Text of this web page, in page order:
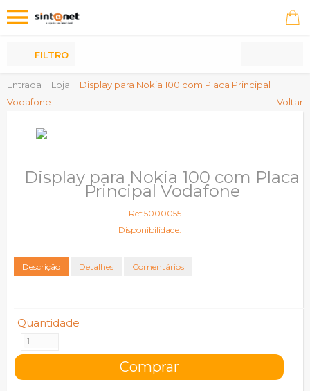
Produtos
Entrada Loja
Display para Nokia 100 com Placa Principal
Vodafone
Voltar
FILTRO
Display para Nokia 100 com Placa
Principal Vodafone
Ref:5000055
Disponibilidade:
Descrição Detalhes Comentários
Quantidade